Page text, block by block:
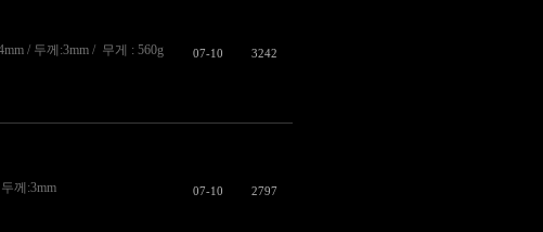
/ 두께:3mm / 무게 : 560g
07-10 3242
께:3mm
07-10 2797